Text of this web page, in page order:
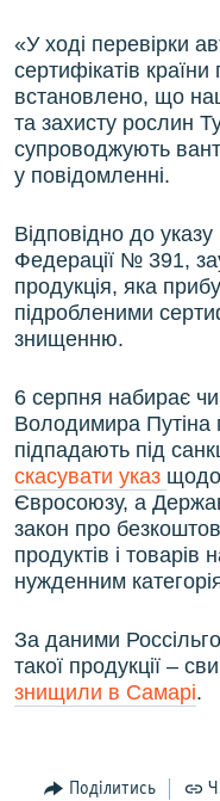
«У ході перевірки
сертифікатів
встановлено, що
та захисту рослин
супроводжують
у повідомленні.
Відповідно до
Федерації № 391,
продукція, яка
підробленими
знищенню.
6 серпня набирає
Володимира Путіна
підпадають під
скасувати указ щодо
Євросоюзу, а
закон про
продуктів і
нужденним
За даними
такої продукції –
знищили в Самарі.
Поділитись